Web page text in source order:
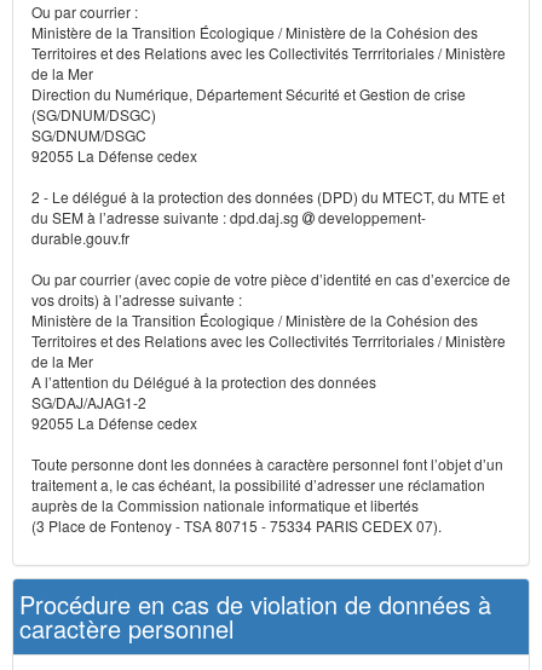
Ou par courrier :
Ministère de la Transition Écologique / Ministère de la Cohésion des
Territoires et des Relations avec les Collectivités Terrritoriales / Ministère
de la Mer
Direction du Numérique, Département Sécurité et Gestion de crise
(SG/DNUM/DSGC)
SG/DNUM/DSGC
92055 La Défense cedex
2 - Le délégué à la protection des données (DPD) du MTECT, du MTE et
du SEM à l’adresse suivante : dpd.daj.sg
developpement-
durable.gouv.fr
Ou par courrier (avec copie de votre pièce d’identité en cas d’exercice de
vos droits) à l’adresse suivante :
Ministère de la Transition Écologique / Ministère de la Cohésion des
Territoires et des Relations avec les Collectivités Terrritoriales / Ministère
de la Mer
A l’attention du Délégué à la protection des données
SG/DAJ/AJAG1-2
92055 La Défense cedex
Toute personne dont les données à caractère personnel font l’objet d’un
traitement a, le cas échéant, la possibilité d’adresser une réclamation
auprès de la Commission nationale informatique et libertés
(3 Place de Fontenoy - TSA 80715 - 75334 PARIS CEDEX 07).
Procédure en cas de violation de données à
caractère personnel